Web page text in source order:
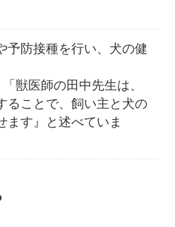
予防接種を行い、犬の健
「獣医師の田中先生は、
ることで、飼い主と犬の
ます』と述べていま